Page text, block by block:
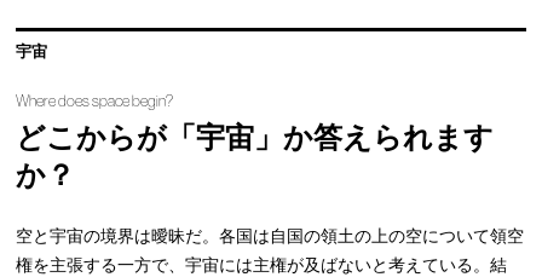
宇宙
Where does space begin?
どこからが「宇宙」か答えられます
か？
空と宇宙の境界は曖昧だ。各国は自国の領土の上の空について領空
権を主張する一方で、宇宙には主権が及ばないと考えている。結